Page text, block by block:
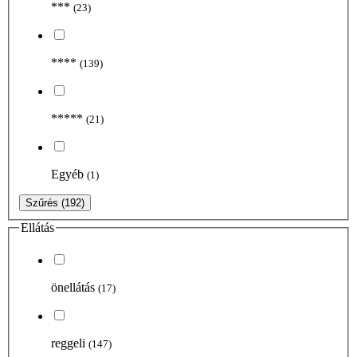
*** (23)
**** (139)
***** (21)
Egyéb (1)
Szűrés (192)
Ellátás
önellátás (17)
reggeli (147)